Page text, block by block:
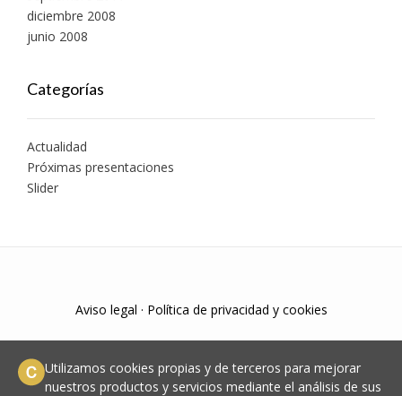
diciembre 2008
junio 2008
Categorías
Actualidad
Próximas presentaciones
Slider
Aviso legal · Política de privacidad y cookies
Utilizamos cookies propias y de terceros para mejorar
nuestros productos y servicios mediante el análisis de sus